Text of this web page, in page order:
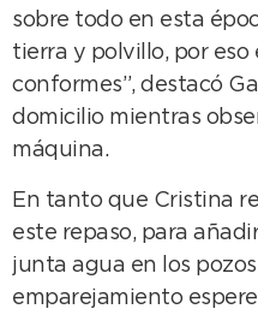
sobre todo en esta
tierra y polvillo, por eso
conformes”, destacó
domicilio mientras
máquina.
En tanto que Cristina
este repaso, para
junta agua en los
emparejamiento